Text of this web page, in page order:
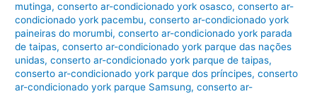
mutinga,conserto ar-condicionado york osasco,conserto ar-
condicionado york pacembu,conserto ar-condicionado york
paineiras do morumbi,conserto ar-condicionado york parada
de taipas,conserto ar-condicionado york parque das nações
unidas,conserto ar-condicionado york parque de taipas,
conserto ar-condicionado york parque dos príncipes,conserto
ar-condicionado york parque Samsung,conserto ar-